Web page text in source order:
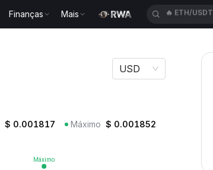
Finanças Mais 🔥 SPCXUSDT
USD
$ 0.001817 Máximo $ 0.001852